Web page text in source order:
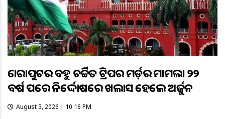
କୋରାପୁଟର ବହୁ ଚର୍ଚ୍ଚିତ ଟ୍ରିପର ମର୍ଡ଼ର ମାମଲା ୨୨
ବର୍ଷ ପରେ ନିର୍ଦ୍ଦୋଷରେ ଖଲାସ ହେଲେ ଅର୍ଜୁନ
August 5, 2026 | 10:16 PM